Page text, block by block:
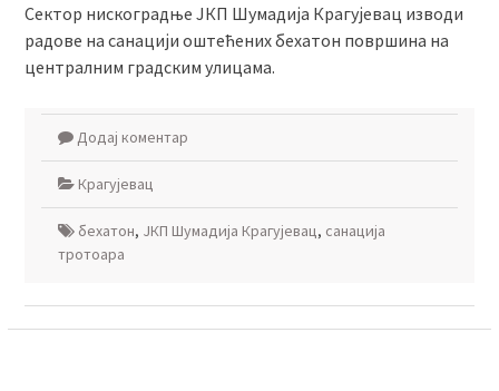
Сектор нискоградње ЈКП Шумадија Крагујевaц изводи
радове на санацији оштећених бехатон површина на
централним градским улицама.
Додај коментар
Крагујевац
бехатон, ЈКП Шумадија Крагујевац, санација
тротоара